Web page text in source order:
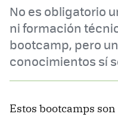
No es obligatorio
ni formación
bootcamp, pero
conocimientos sí
Estos bootcamps son